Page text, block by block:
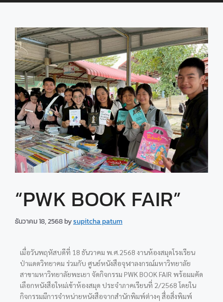
“PWK BOOK FAIR”
ธันวาคม 18, 2568bysupitcha patum
เมื่อวันพฤหัสบดีที่ 18 ธันวาคม พ.ศ.2568 งานห้องสมุดโรงเรียน
ป่าแดดวิทยาคม ร่วมกับ ศูนย์หนังสือจุฬาลงกรณ์มหาวิทยาลัย
สาขามหาวิทยาลัยพะเยา จัดกิจกรรม PWK BOOK FAIR พร้อมมคัด
เลือกหนังสือใหม่เข้าห้องสมุด ประจำภาคเรียนที่ 2/2568 โดยใน
กิจกรรมมีการจำหน่ายหนังสือจากสำนักพิมพ์ต่างๆ สื่อสิ่งพิมพ์